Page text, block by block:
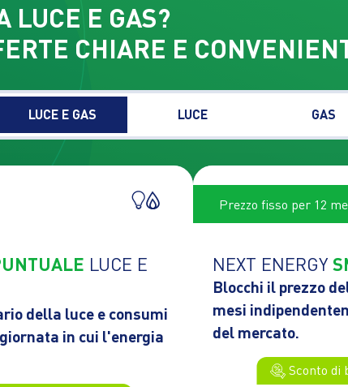
LUCE E GAS?
CHIARE E
LUCE E GAS LUCE GAS
LUCE E
della luce e consumi
in cui l'energia
Prezzo fisso per 12
NEXT ENERGY
Blocchi il prezzo
mesi
del mercato.
Sconto di